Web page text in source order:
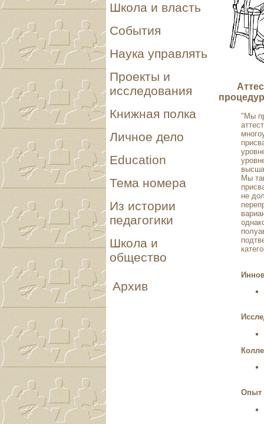
Школа и власть
События
Наука управлять
Проекты и
исследования
Книжная полка
Личное дело
Education
Тема номера
Из истории
педагогики
Школа и
общество
Архив
"Мы
Мы
не
Опыт